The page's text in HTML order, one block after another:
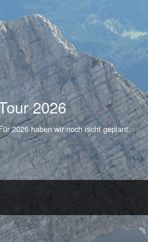
2026
2026 haben wir noch nicht geplant.